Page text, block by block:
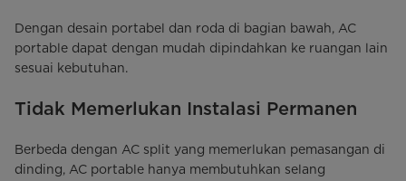
Dengan desain portabel dan roda di bagian bawah, AC
portable dapat dengan mudah dipindahkan ke ruangan lain
sesuai kebutuhan.
Tidak Memerlukan Instalasi Permanen
Berbeda dengan AC split yang memerlukan pemasangan di
dinding, AC portable hanya membutuhkan selang